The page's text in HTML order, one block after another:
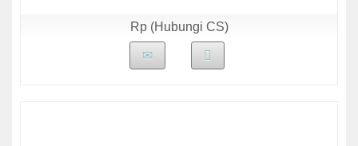
Rp (Hubungi CS)